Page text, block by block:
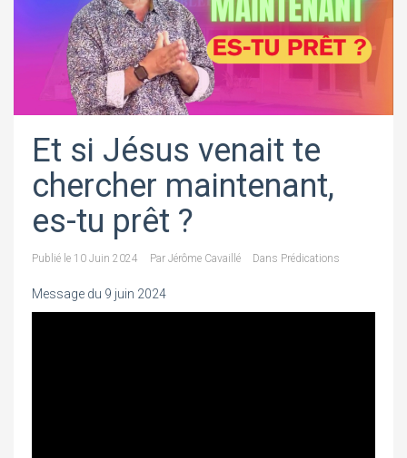
Et si Jésus venait te
chercher maintenant,
es-tu prêt ?
Publié le 10 Juin 2024 Par Jérôme Cavaillé Dans Prédications
Message du 9 juin 2024